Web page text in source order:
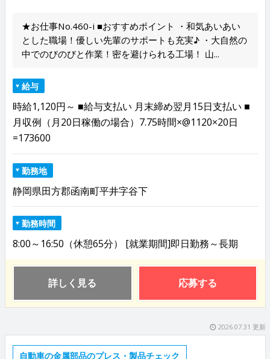
★お仕事No.460-i ■おすすめポイント ・和気あいあい
とした職場！優しい先輩のサポートも充実♪ ・大自然の
中でのびのびと作業！密を避けられる工場！ 山...
給与
時給1,120円～ ■給与支払い 月末締め翌月15日支払い ■
月収例（月20日稼働の場合）7.75時間×@1120×20日
=173600
勤務地
静岡県田方郡函南町平井字谷下
勤務時間
8:00～16:50（休憩65分） [就業期間]即日勤務～長期
詳しく見る 応募する
2026.07.31 更新
自動車の金属部品のプレス・製品チェック